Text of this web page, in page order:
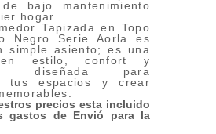
bajo mantenimiento
hogar.
Tapizada en Topo
Negro Serie Aorla es
simple asiento; es una
en estilo, confort y
diseñada para
tus espacios y crear
precios esta incluido
gastos de Envió para la